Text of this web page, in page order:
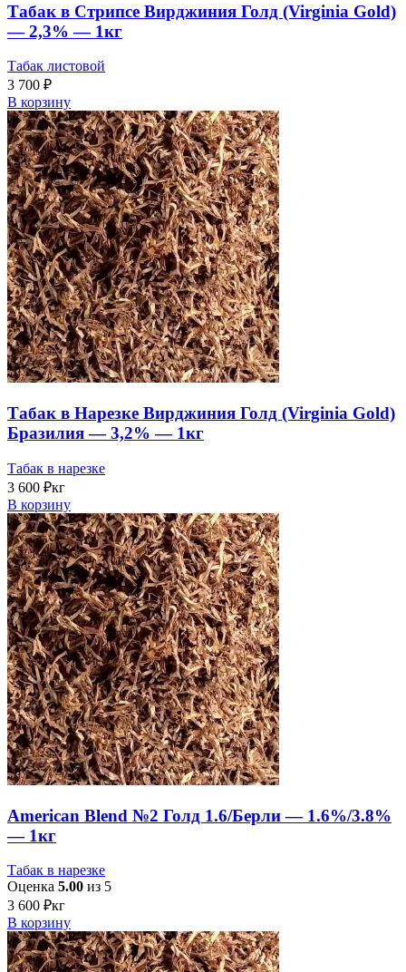
Табак в Стрипсе Вирджиния Голд (Virginia Gold)
— 2,3% — 1кг
Табак листовой
3 700 ₽
В корзину
Табак в Нарезке Вирджиния Голд (Virginia Gold)
Бразилия — 3,2% — 1кг
Табак в нарезке
3 600 ₽кг
В корзину
American Blend №2 Голд 1.6/Берли — 1.6%/3.8%
— 1кг
Табак в нарезке
Оценка 5.00 из 5
3 600 ₽кг
В корзину